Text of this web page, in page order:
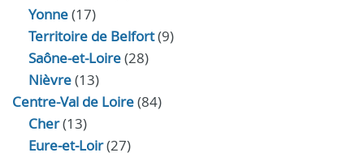
Yonne(17)
Territoire de Belfort(9)
Saône-et-Loire(28)
Nièvre(13)
Centre-Val de Loire(84)
Cher(13)
Eure‑et‑Loir(27)